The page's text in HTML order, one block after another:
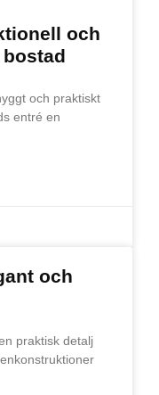
och
och praktiskt
entré en
och
praktisk detalj